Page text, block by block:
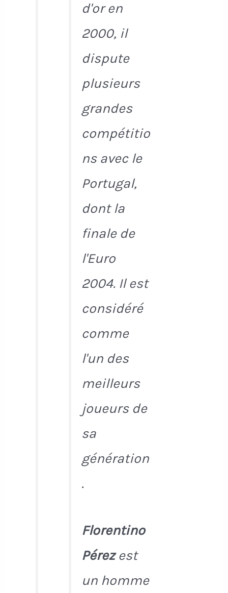
d'or en
2000, il
dispute
plusieurs
grandes
compétitio
ns avec le
Portugal,
dont la
finale de
l'Euro
2004. Il est
considéré
comme
l'un des
meilleurs
joueurs de
sa
génération
.
Florentino
Pérezest
un homme